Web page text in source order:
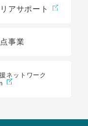
アサポート
事業
ネットワーク